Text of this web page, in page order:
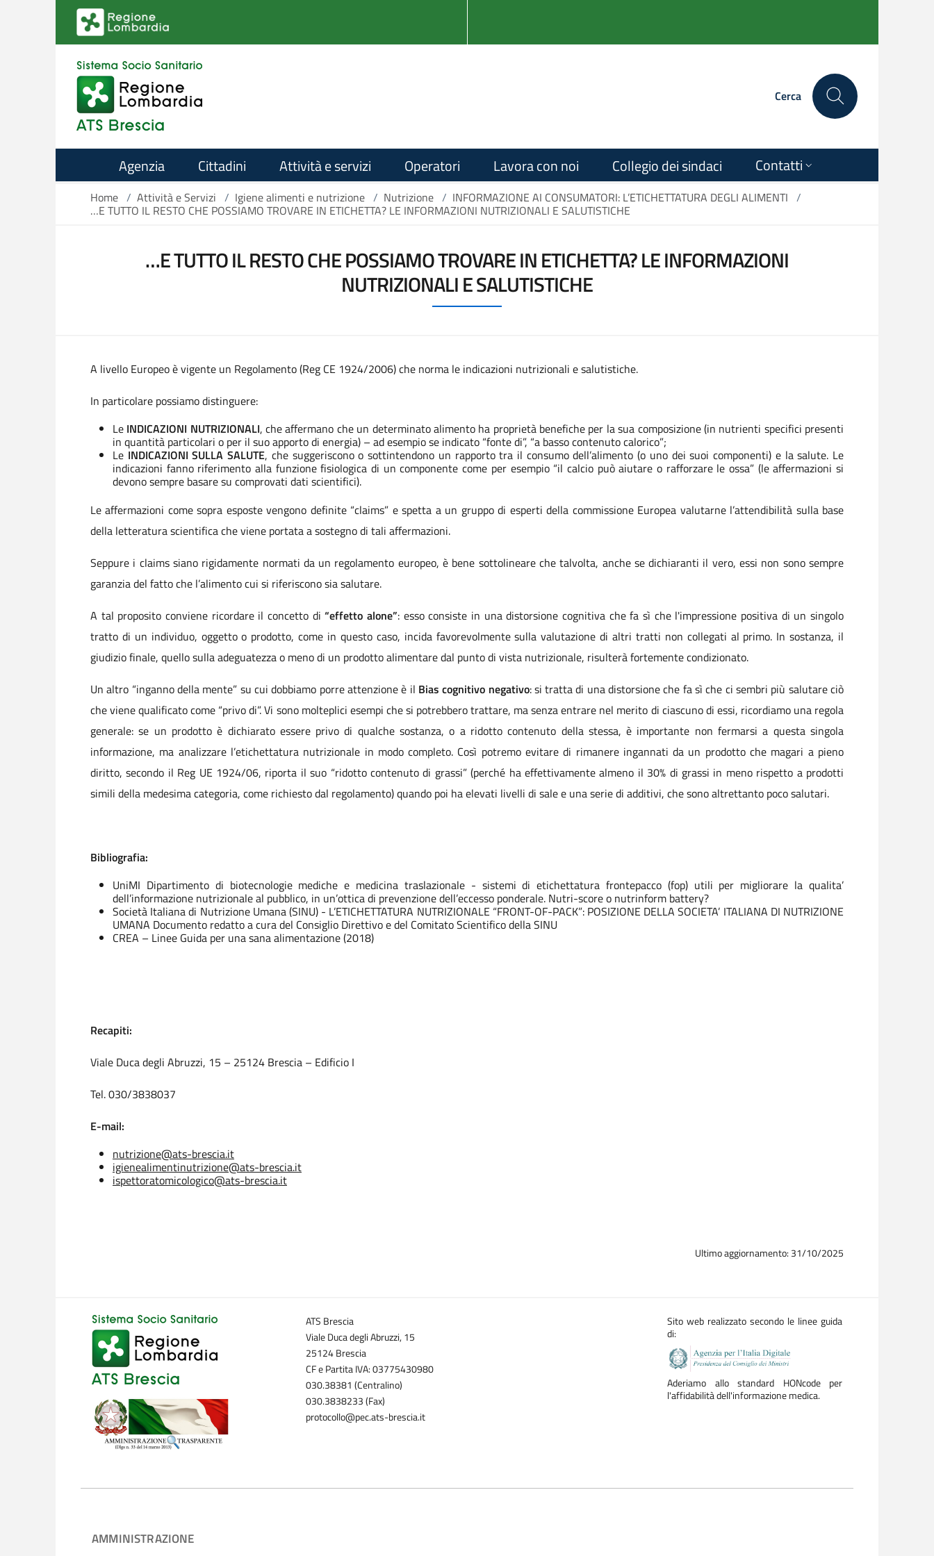
Salta al contenuto principale
Cerca
Agenzia Cittadini Attività e servizi Operatori Lavora con noi Collegio dei sindaci Contatti
Home / Attività e Servizi / Igiene alimenti e nutrizione / Nutrizione / INFORMAZIONE AI CONSUMATORI: L’ETICHETTATURA DEGLI ALIMENTI /
…E TUTTO IL RESTO CHE POSSIAMO TROVARE IN ETICHETTA? LE INFORMAZIONI NUTRIZIONALI E SALUTISTICHE
…E TUTTO IL RESTO CHE POSSIAMO TROVARE IN ETICHETTA? LE INFORMAZIONI
NUTRIZIONALI E SALUTISTICHE
A livello Europeo è vigente un Regolamento (Reg CE 1924/2006) che norma le indicazioni nutrizionali e salutistiche.
In particolare possiamo distinguere:
Le INDICAZIONI NUTRIZIONALI, che affermano che un determinato alimento ha proprietà benefiche per la sua composizione (in nutrienti specifici presenti
in quantità particolari o per il suo apporto di energia) – ad esempio se indicato “fonte di”, “a basso contenuto calorico”;
Le INDICAZIONI SULLA SALUTE, che suggeriscono o sottintendono un rapporto tra il consumo dell’alimento (o uno dei suoi componenti) e la salute. Le
indicazioni fanno riferimento alla funzione fisiologica di un componente come per esempio “il calcio può aiutare o rafforzare le ossa” (le affermazioni si
devono sempre basare su comprovati dati scientifici).
Le affermazioni come sopra esposte vengono definite “claims” e spetta a un gruppo di esperti della commissione Europea valutarne l’attendibilità sulla base
della letteratura scientifica che viene portata a sostegno di tali affermazioni.
Seppure i claims siano rigidamente normati da un regolamento europeo, è bene sottolineare che talvolta, anche se dichiaranti il vero, essi non sono sempre
garanzia del fatto che l’alimento cui si riferiscono sia salutare.
A tal proposito conviene ricordare il concetto di“effetto alone”: esso consiste in una distorsione cognitiva che fa sì che l'impressione positiva di un singolo
tratto di un individuo, oggetto o prodotto, come in questo caso, incida favorevolmente sulla valutazione di altri tratti non collegati al primo. In sostanza, il
giudizio finale, quello sulla adeguatezza o meno di un prodotto alimentare dal punto di vista nutrizionale, risulterà fortemente condizionato.
Un altro “inganno della mente” su cui dobbiamo porre attenzione è il Bias cognitivo negativo: si tratta di una distorsione che fa sì che ci sembri più salutare ciò
che viene qualificato come “privo di”. Vi sono molteplici esempi che si potrebbero trattare, ma senza entrare nel merito di ciascuno di essi, ricordiamo una regola
generale: se un prodotto è dichiarato essere privo di qualche sostanza, o a ridotto contenuto della stessa, è importante non fermarsi a questa singola
informazione, ma analizzare l’etichettatura nutrizionale in modo completo. Così potremo evitare di rimanere ingannati da un prodotto che magari a pieno
diritto, secondo il Reg UE 1924/06, riporta il suo “ridotto contenuto di grassi” (perché ha effettivamente almeno il 30% di grassi in meno rispetto a prodotti
simili della medesima categoria, come richiesto dal regolamento) quando poi ha elevati livelli di sale e una serie di additivi, che sono altrettanto poco salutari.
Bibliografia:
UniMI Dipartimento di biotecnologie mediche e medicina traslazionale - sistemi di etichettatura frontepacco (fop) utili per migliorare la qualita’
dell’informazione nutrizionale al pubblico, in un’ottica di prevenzione dell’eccesso ponderale. Nutri-score o nutrinform battery?
Società Italiana di Nutrizione Umana (SINU) - L’ETICHETTATURA NUTRIZIONALE “FRONT-OF-PACK”: POSIZIONE DELLA SOCIETA’ ITALIANA DI NUTRIZIONE
UMANA Documento redatto a cura del Consiglio Direttivo e del Comitato Scientifico della SINU
CREA – Linee Guida per una sana alimentazione (2018)
Recapiti:
Viale Duca degli Abruzzi, 15 – 25124 Brescia – Edificio I
Tel. 030/3838037
E-mail:
nutrizione@ats-brescia.it
igienealimentinutrizione@ats-brescia.it
ispettoratomicologico@ats-brescia.it
Ultimo aggiornamento: 31/10/2025
ATS Brescia
Viale Duca degli Abruzzi, 15
25124 Brescia
CF e Partita IVA: 03775430980
030.38381 (Centralino)
030.3838233 (Fax)
protocollo@pec.ats-brescia.it
Sito web realizzato secondo le linee guida
di:
Aderiamo allo standard HONcode per
l'affidabilità dell'informazione medica.
AMMINISTRAZIONE